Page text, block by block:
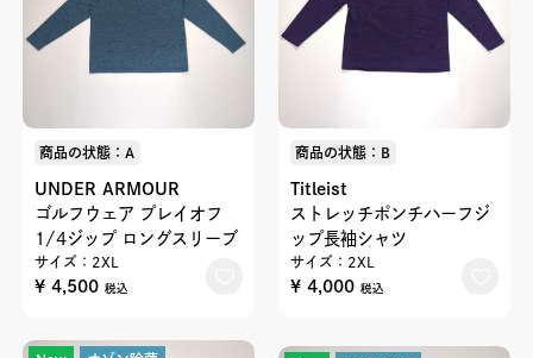
商品の状態：A
UNDER ARMOUR
ゴルフウェア プレイオフ
1/4ジップ ロングスリーブ
サイズ：2XL
¥ 4,500 税込
商品の状態：B
Titleist
ストレッチポンチハーフジ
ップ長袖シャツ
サイズ：2XL
¥ 4,000 税込